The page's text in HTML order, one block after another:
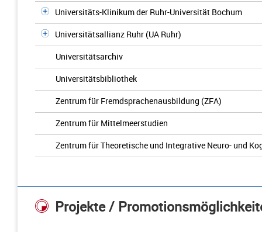
Universitäts-Klinikum der Ruhr-Universität Bochum
Universitätsallianz Ruhr (UA Ruhr)
Universitätsarchiv
Universitätsbibliothek
Zentrum für Fremdsprachenausbildung (ZFA)
Zentrum für Mittelmeerstudien
Zentrum für Theoretische und Integrative Neuro- und
Projekte /